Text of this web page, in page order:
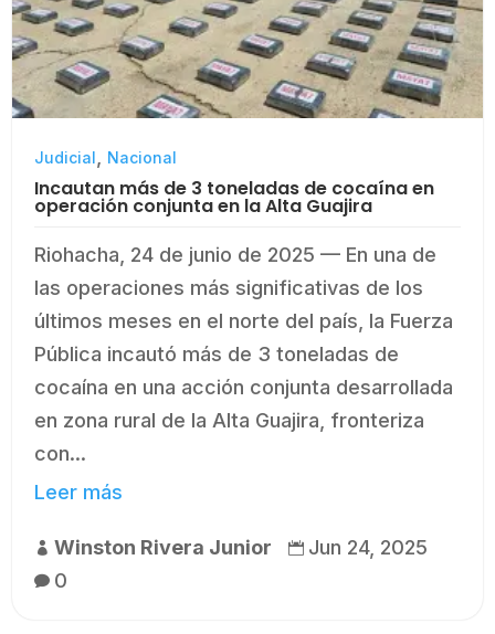
Judicial Nacional
Incautan más de 3 toneladas de cocaína en
operación conjunta en la Alta Guajira
Riohacha, 24 de junio de 2025 — En una de
las operaciones más significativas de los
últimos meses en el norte del país, la Fuerza
Pública incautó más de 3 toneladas de
cocaína en una acción conjunta desarrollada
en zona rural de la Alta Guajira, fronteriza
con...
Leer más
 Winston Rivera Junior  Jun 24, 2025
 0